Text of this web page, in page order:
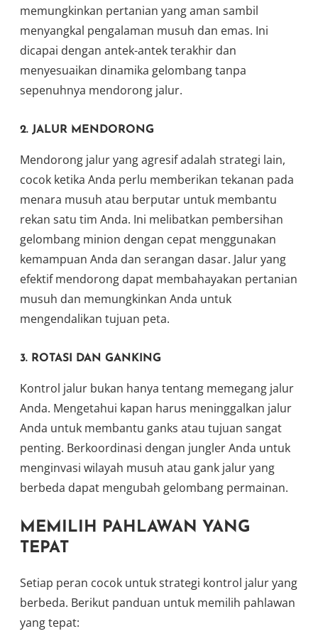
memungkinkan pertanian yang aman sambil
menyangkal pengalaman musuh dan emas. Ini
dicapai dengan antek-antek terakhir dan
menyesuaikan dinamika gelombang tanpa
sepenuhnya mendorong jalur.
2. JALUR MENDORONG
Mendorong jalur yang agresif adalah strategi lain,
cocok ketika Anda perlu memberikan tekanan pada
menara musuh atau berputar untuk membantu
rekan satu tim Anda. Ini melibatkan pembersihan
gelombang minion dengan cepat menggunakan
kemampuan Anda dan serangan dasar. Jalur yang
efektif mendorong dapat membahayakan pertanian
musuh dan memungkinkan Anda untuk
mengendalikan tujuan peta.
3. ROTASI DAN GANKING
Kontrol jalur bukan hanya tentang memegang jalur
Anda. Mengetahui kapan harus meninggalkan jalur
Anda untuk membantu ganks atau tujuan sangat
penting. Berkoordinasi dengan jungler Anda untuk
menginvasi wilayah musuh atau gank jalur yang
berbeda dapat mengubah gelombang permainan.
MEMILIH PAHLAWAN YANG
TEPAT
Setiap peran cocok untuk strategi kontrol jalur yang
berbeda. Berikut panduan untuk memilih pahlawan
yang tepat: